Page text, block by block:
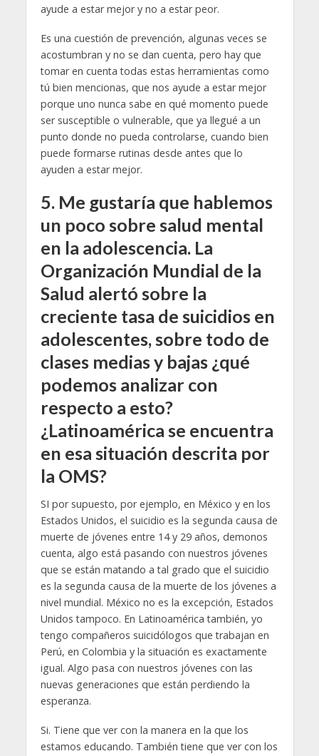
ayude a estar mejor y no a estar peor.
Es una cuestión de prevención, algunas veces se
acostumbran y no se dan cuenta, pero hay que
tomar en cuenta todas estas herramientas como
tú bien mencionas, que nos ayude a estar mejor
porque uno nunca sabe en qué momento puede
ser susceptible o vulnerable, que ya llegué a un
punto donde no pueda controlarse, cuando bien
puede formarse rutinas desde antes que lo
ayuden a estar mejor.
5. Me gustaría que hablemos
un poco sobre salud mental
en la adolescencia. La
Organización Mundial de la
Salud alertó sobre la
creciente tasa de suicidios en
adolescentes, sobre todo de
clases medias y bajas ¿qué
podemos analizar con
respecto a esto?
¿Latinoamérica se encuentra
en esa situación descrita por
la OMS?
SI por supuesto, por ejemplo, en México y en los
Estados Unidos, el suicidio es la segunda causa de
muerte de jóvenes entre 14 y 29 años, demonos
cuenta, algo está pasando con nuestros jóvenes
que se están matando a tal grado que el suicidio
es la segunda causa de la muerte de los jóvenes a
nivel mundial. México no es la excepción, Estados
Unidos tampoco. En Latinoamérica también, yo
tengo compañeros suicidólogos que trabajan en
Perú, en Colombia y la situación es exactamente
igual. Algo pasa con nuestros jóvenes con las
nuevas generaciones que están perdiendo la
esperanza.
Si. Tiene que ver con la manera en la que los
estamos educando. También tiene que ver con los